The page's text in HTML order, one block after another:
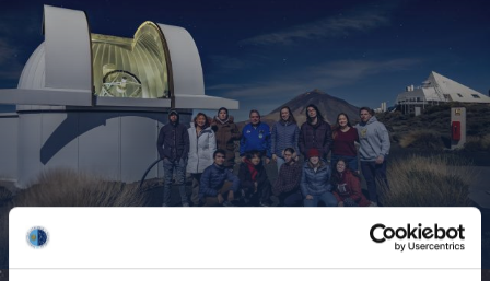
Campamento de Astronomía del MIT 2024